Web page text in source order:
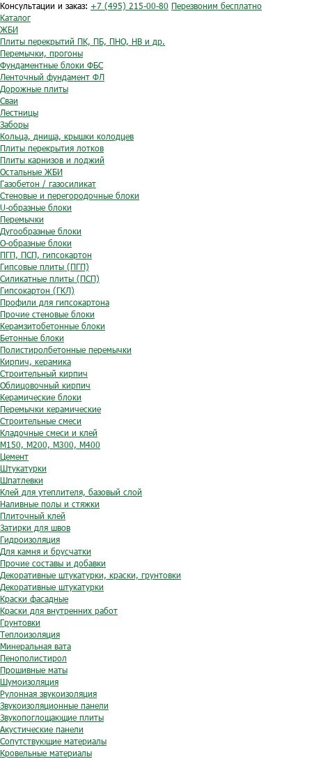
Консультации и заказ: +7 (495) 215-00-80 Перезвоним бесплатно
Каталог
ЖБИ
Плиты перекрытий ПК, ПБ, ПНО, НВ и др.
Перемычки, прогоны
Фундаментные блоки ФБС
Ленточный фундамент ФЛ
Дорожные плиты
Сваи
Лестницы
Заборы
Кольца, днища, крышки колодцев
Плиты перекрытия лотков
Плиты карнизов и лоджий
Остальные ЖБИ
Газобетон / газосиликат
Стеновые и перегородочные блоки
U-образные блоки
Перемычки
Дугообразные блоки
O-образные блоки
ПГП, ПСП, гипсокартон
Гипсовые плиты (ПГП)
Силикатные плиты (ПСП)
Гипсокартон (ГКЛ)
Профили для гипсокартона
Прочие стеновые блоки
Керамзитобетонные блоки
Бетонные блоки
Полистиролбетонные перемычки
Кирпич, керамика
Строительный кирпич
Облицовочный кирпич
Керамические блоки
Перемычки керамические
Строительные смеси
Кладочные смеси и клей
М150, М200, М300, М400
Цемент
Штукатурки
Шпатлевки
Клей для утеплителя, базовый слой
Наливные полы и стяжки
Плиточный клей
Затирки для швов
Гидроизоляция
Для камня и брусчатки
Прочие составы и добавки
Декоративные штукатурки, краски, грунтовки
Декоративные штукатурки
Краски фасадные
Краски для внутренних работ
Грунтовки
Теплоизоляция
Минеральная вата
Пенополистирол
Прошивные маты
Шумоизоляция
Рулонная звукоизоляция
Звукоизоляционные панели
Звукопоглощающие плиты
Акустические панели
Сопутствующие материалы
Кровельные материалы